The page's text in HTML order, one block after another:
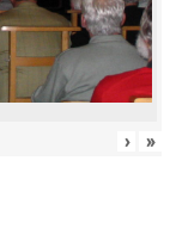
› »